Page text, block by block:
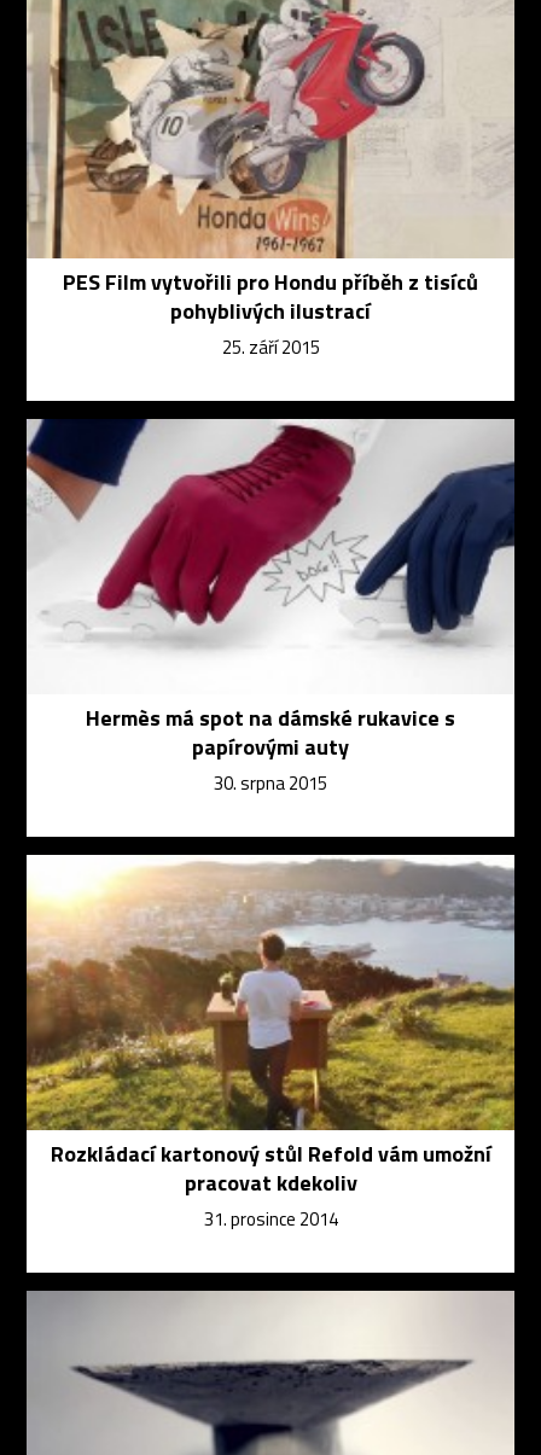
PES Film vytvořili pro Hondu příběh z tisíců
pohyblivých ilustrací
25. září 2015
Hermès má spot na dámské rukavice s
papírovými auty
30. srpna 2015
Rozkládací kartonový stůl Refold vám umožní
pracovat kdekoliv
31. prosince 2014